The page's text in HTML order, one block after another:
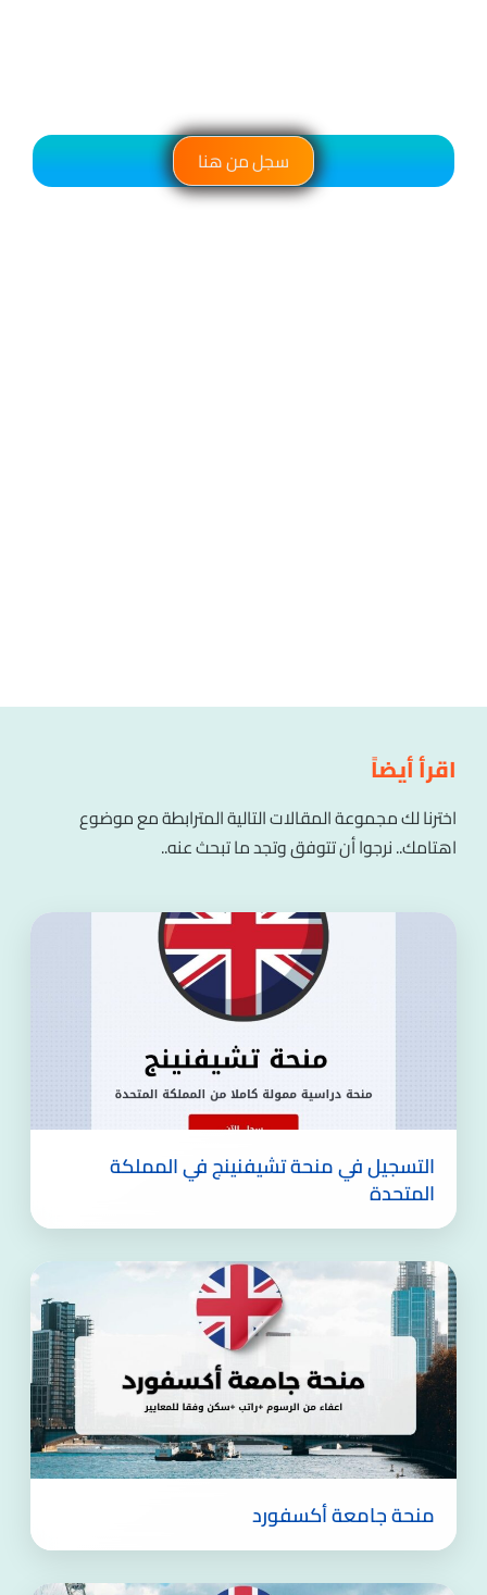
سجل من هنا
اقرأ أيضاً
اخترنا لك مجموعة المقالات التالية المترابطة مع موضوع
اهتامك.. نرجوا أن تتوفق وتجد ما تبحث عنه..
التسجيل في منحة تشيفنينج في المملكة
المتحدة
منحة جامعة أكسفورد